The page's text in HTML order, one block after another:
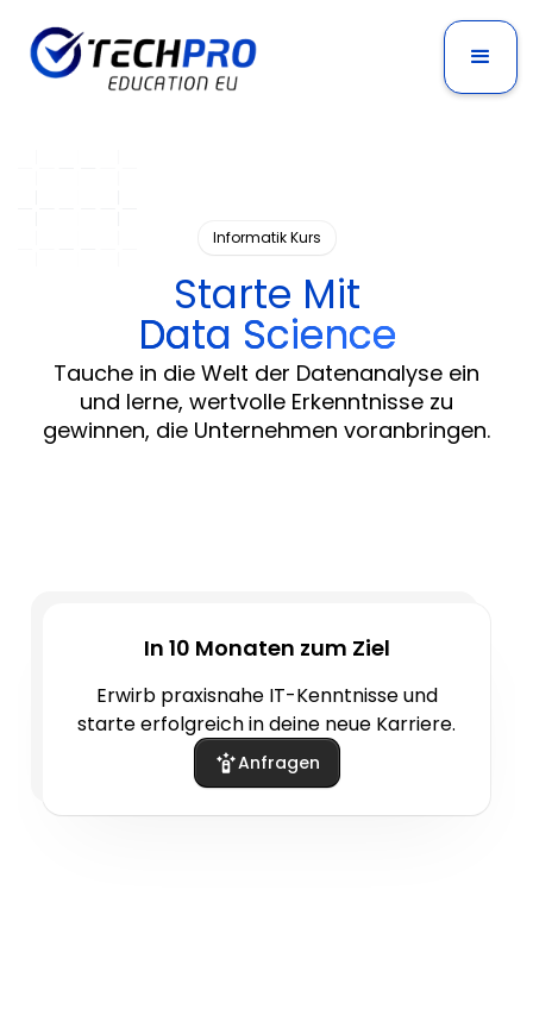
Informatik Kurs
Starte Mit
Data Science
Tauche in die Welt der Datenanalyse ein
und lerne, wertvolle Erkenntnisse zu
gewinnen, die Unternehmen voranbringen.
In 10 Monaten zum Ziel
Erwirb praxisnahe IT-Kenntnisse und
starte erfolgreich in deine neue Karriere.
Anfragen